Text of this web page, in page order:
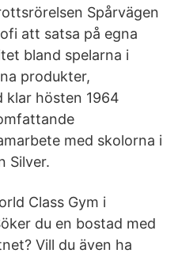
Spårvägen
att satsa på egna
bland spelarna i
produkter,
klar hösten 1964
med skolorna i
Silver.
Class Gym i
du en bostad med
Vill du även ha